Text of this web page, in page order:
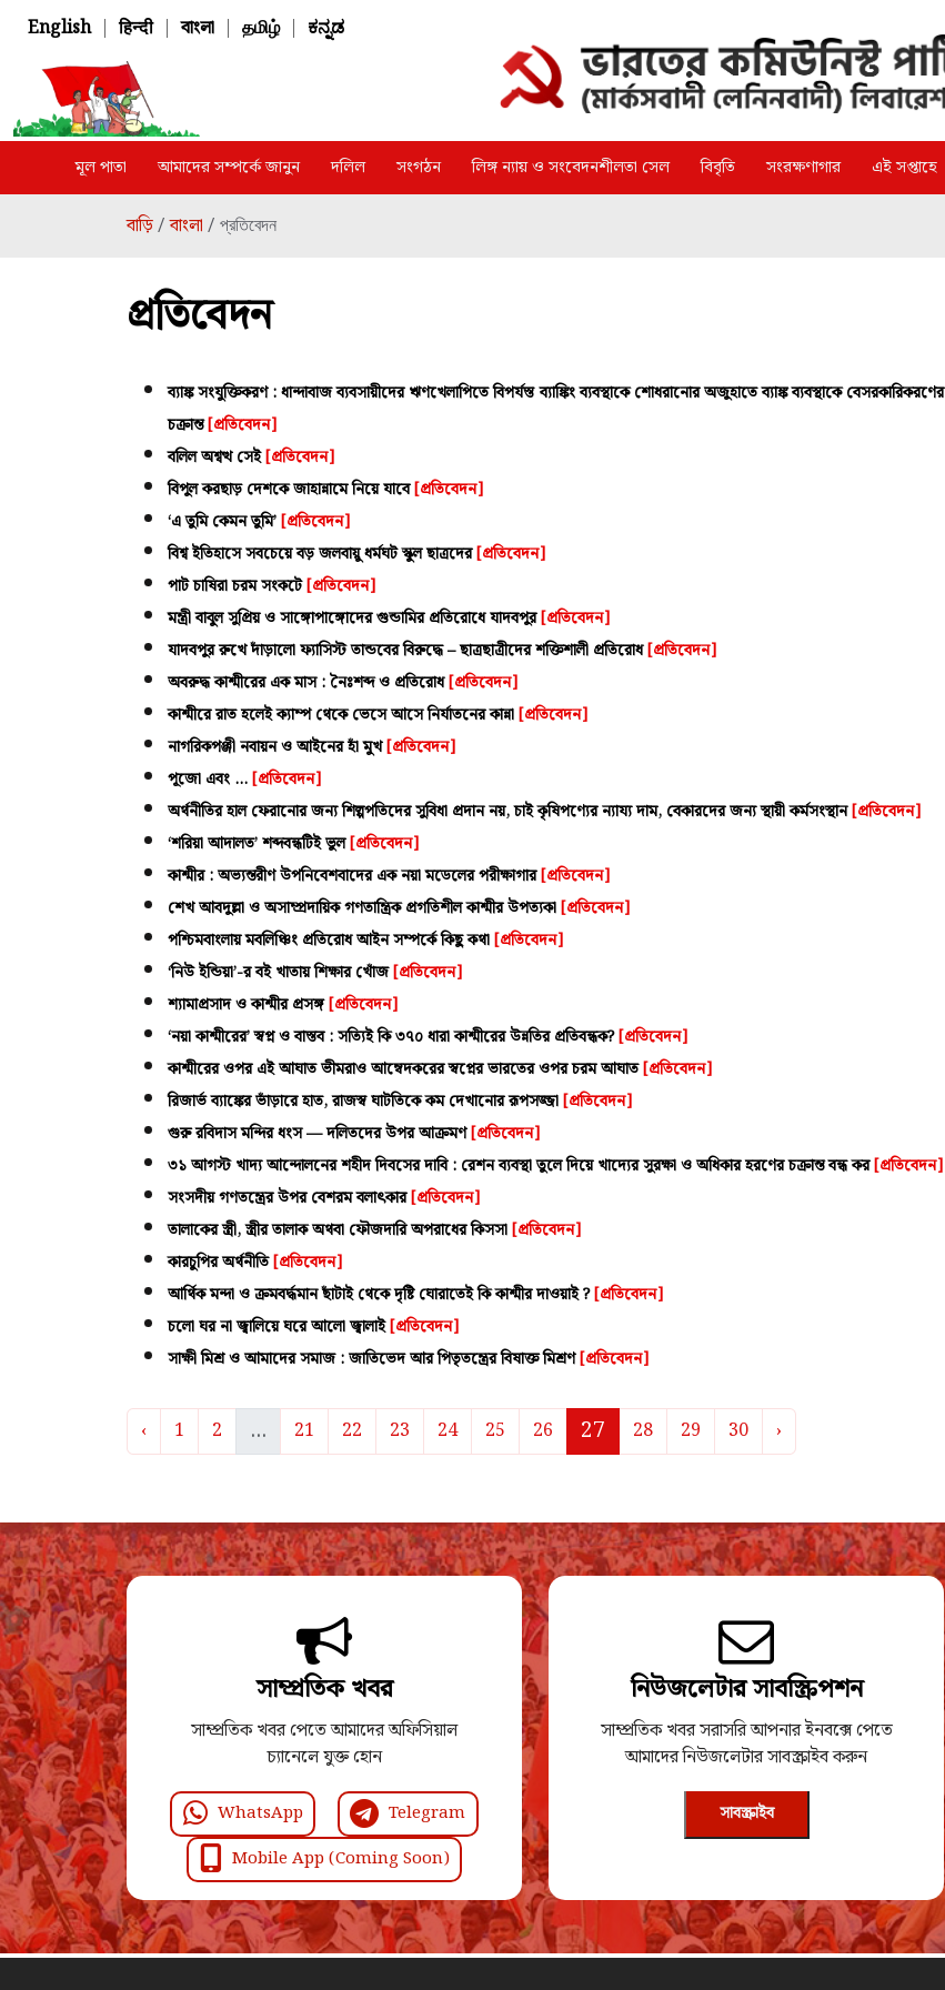
English | हिन्दी | বাংলা | தமிழ் | ಕನ್ನಡ
মূল পাতা আমাদের সম্পর্কে জানুন দলিল সংগঠন লিঙ্গ ন্যায় ও সংবেদনশীলতা সেল বিবৃতি সংরক্ষণাগার এই সপ্তাহে
বাড়ি /বাংলা / প্রতিবেদন
প্রতিবেদন
ব্যাঙ্ক সংযুক্তিকরণ : ধান্দাবাজ ব্যবসায়ীদের ঋণখেলাপিতে বিপর্যস্ত ব্যাঙ্কিং ব্যবস্থাকে শোধরানোর অজুহাতে ব্যাঙ্ক ব্যবস্থাকে বেসরকারিকরণের
চক্রান্ত[প্রতিবেদন]
বলিল অশ্বত্থ সেই[প্রতিবেদন]
বিপুল করছাড় দেশকে জাহান্নামে নিয়ে যাবে[প্রতিবেদন]
‘এ তুমি কেমন তুমি’[প্রতিবেদন]
বিশ্ব ইতিহাসে সবচেয়ে বড় জলবায়ু ধর্মঘট স্কুল ছাত্রদের[প্রতিবেদন]
পাট চাষিরা চরম সংকটে[প্রতিবেদন]
মন্ত্রী বাবুল সুপ্রিয় ও সাঙ্গোপাঙ্গোদের গুন্ডামির প্রতিরোধে যাদবপুর[প্রতিবেদন]
যাদবপুর রুখে দাঁড়ালো ফ্যাসিস্ট তান্ডবের বিরুদ্ধে – ছাত্রছাত্রীদের শক্তিশালী প্রতিরোধ[প্রতিবেদন]
অবরুদ্ধ কাশ্মীরের এক মাস : নৈঃশব্দ ও প্রতিরোধ[প্রতিবেদন]
কাশ্মীরে রাত হলেই ক্যাম্প থেকে ভেসে আসে নির্যাতনের কান্না[প্রতিবেদন]
নাগরিকপঞ্জী নবায়ন ও আইনের হাঁ মুখ[প্রতিবেদন]
পূজো এবং ...[প্রতিবেদন]
অর্থনীতির হাল ফেরানোর জন্য শিল্পপতিদের সুবিধা প্রদান নয়, চাই কৃষিপণ্যের ন্যায্য দাম, বেকারদের জন্য স্থায়ী কর্মসংস্থান[প্রতিবেদন]
‘শরিয়া আদালত’ শব্দবন্ধটিই ভুল[প্রতিবেদন]
কাশ্মীর : অভ্যন্তরীণ উপনিবেশবাদের এক নয়া মডেলের পরীক্ষাগার[প্রতিবেদন]
শেখ আবদুল্লা ও অসাম্প্রদায়িক গণতান্ত্রিক প্রগতিশীল কাশ্মীর উপত্যকা[প্রতিবেদন]
পশ্চিমবাংলায় মবলিঞ্চিং প্রতিরোধ আইন সম্পর্কে কিছু কথা[প্রতিবেদন]
‘নিউ ইন্ডিয়া’-র বই খাতায় শিক্ষার খোঁজ[প্রতিবেদন]
শ্যামাপ্রসাদ ও কাশ্মীর প্রসঙ্গ[প্রতিবেদন]
‘নয়া কাশ্মীরের’ স্বপ্ন ও বাস্তব : সত্যিই কি ৩৭০ ধারা কাশ্মীরের উন্নতির প্রতিবন্ধক?[প্রতিবেদন]
কাশ্মীরের ওপর এই আঘাত ভীমরাও আম্বেদকরের স্বপ্নের ভারতের ওপর চরম আঘাত[প্রতিবেদন]
রিজার্ভ ব্যাঙ্কের ভাঁড়ারে হাত, রাজস্ব ঘাটতিকে কম দেখানোর রূপসজ্জা[প্রতিবেদন]
গুরু রবিদাস মন্দির ধংস — দলিতদের উপর আক্রমণ[প্রতিবেদন]
৩১ আগস্ট খাদ্য আন্দোলনের শহীদ দিবসের দাবি : রেশন ব্যবস্থা তুলে দিয়ে খাদ্যের সুরক্ষা ও অধিকার হরণের চক্রান্ত বন্ধ কর[প্রতিবেদন]
সংসদীয় গণতন্ত্রের উপর বেশরম বলাৎকার[প্রতিবেদন]
তালাকের স্ত্রী, স্ত্রীর তালাক অথবা ফৌজদারি অপরাধের কিসসা[প্রতিবেদন]
কারচুপির অর্থনীতি[প্রতিবেদন]
আর্থিক মন্দা ও ক্রমবর্দ্ধমান ছাঁটাই থেকে দৃষ্টি ঘোরাতেই কি কাশ্মীর দাওয়াই ?[প্রতিবেদন]
চলো ঘর না জ্বালিয়ে ঘরে আলো জ্বালাই[প্রতিবেদন]
সাক্ষী মিশ্র ও আমাদের সমাজ : জাতিভেদ আর পিতৃতন্ত্রের বিষাক্ত মিশ্রণ[প্রতিবেদন]
‹ 1 2 ... 21 22 23 24 25 26 27 28 29 30 ›
সাম্প্রতিক খবর
সাম্প্রতিক খবর পেতে আমাদের অফিসিয়াল
চ্যানেলে যুক্ত হোন
WhatsApp
Telegram
Mobile App (Coming Soon)
নিউজলেটার সাবস্ক্রিপশন
সাম্প্রতিক খবর সরাসরি আপনার ইনবক্সে পেতে
আমাদের নিউজলেটার সাবস্ক্রাইব করুন
সাবস্ক্রাইব